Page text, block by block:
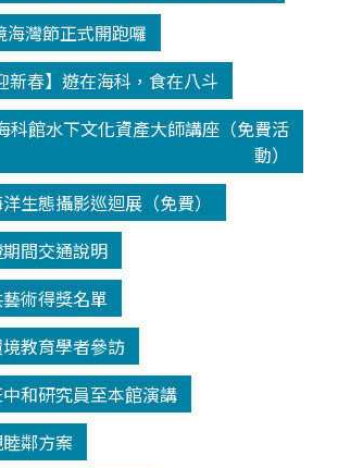
海灣節正式開跑囉
新春】遊在海科，食在八斗
科館水下文化資產大師講座（免費活
動）
生態攝影巡迴展（免費）
間交通說明
術得獎名單
教育學者參訪
和研究員至本館演講
鄰方案